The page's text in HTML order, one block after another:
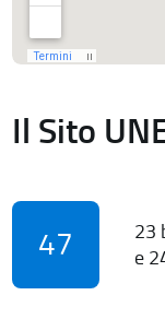
Il Sito
47
23
e